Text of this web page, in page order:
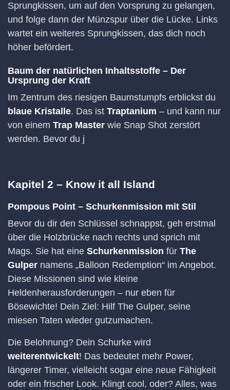
Sprungkissen, um auf den Vorsprung zu gelangen,
und folge dann der Münzspur über die Lücke. Links
wartet ein weiteres Sprungkissen, das dich noch
höher befördert.
Baum der natürlichen Inhaltsstoffe – Der
Ursprung der Kraft
Im Zentrum des riesigen Baumstumpfs erblickst du
blaue Kristalle. Das ist Traptanium – und kann nur
von einem Trap Master wie Snap Shot zerstört
werden. Bevor du j
Kapitel 2 – Know it all Island
Pompous Point – Schurkenmission mit Stil
Bevor du dir den Schlüssel schnappst, geh erstmal
über die Holzbrücke nach rechts und sprich mit
Mags. Sie hat eine Schurkenmission für The
Gulper namens „Balloon Redemption“ im Angebot.
Diese Missionen sind wie kleine
Heldenherausforderungen – nur eben für
Bösewichte! Dein Ziel: Hilf The Gulper, seine
miesen Taten wieder gutzumachen.
Die Belohnung? Dein Schurke wird
weiterentwickelt! Das bedeutet mehr Power,
längerer Timer, vielleicht sogar eine neue Fähigkeit
oder ein frischer Look. Klingt cool, oder? Alles, was